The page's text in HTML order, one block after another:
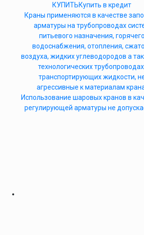
КУПИТЬКупить в кредит
Краны применяются в качестве
арматуры на трубопроводах
питьевого назначения, горячего
водоснабжения, отопления,
воздуха, жидких углеводородов а
технологических
транспортирующих жидкости,
агрессивные к материалам
Использование шаровых кранов в
регулирующей арматуры не